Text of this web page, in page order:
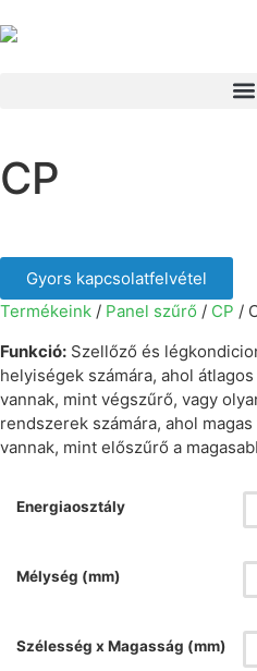
CP
Gyors kapcsolatfelvétel
Termékeink / Panel szűrő / CP /
Funkció: Szellőző és
helyiségek számára, ahol
vannak, mint végszűrő, vagy
rendszerek számára, ahol
vannak, mint előszűrő a
Energiaosztály
Mélység (mm)
Szélesség x Magasság (mm)